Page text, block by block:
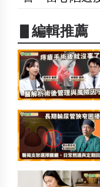
▋編輯推薦